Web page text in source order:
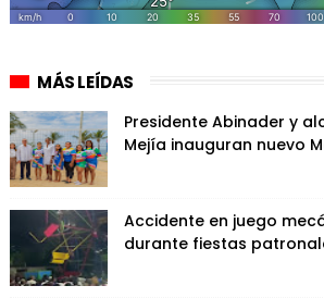
MÁS LEÍDAS
Presidente Abinader y
Mejía inauguran nuevo
Accidente en juego
durante fiestas